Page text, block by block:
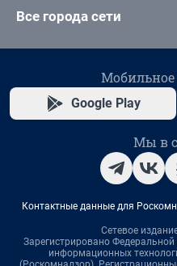
Все города сети
Google Play
Мы в
Контактные данные для
Сетевое
Зарегистрировано
информационных